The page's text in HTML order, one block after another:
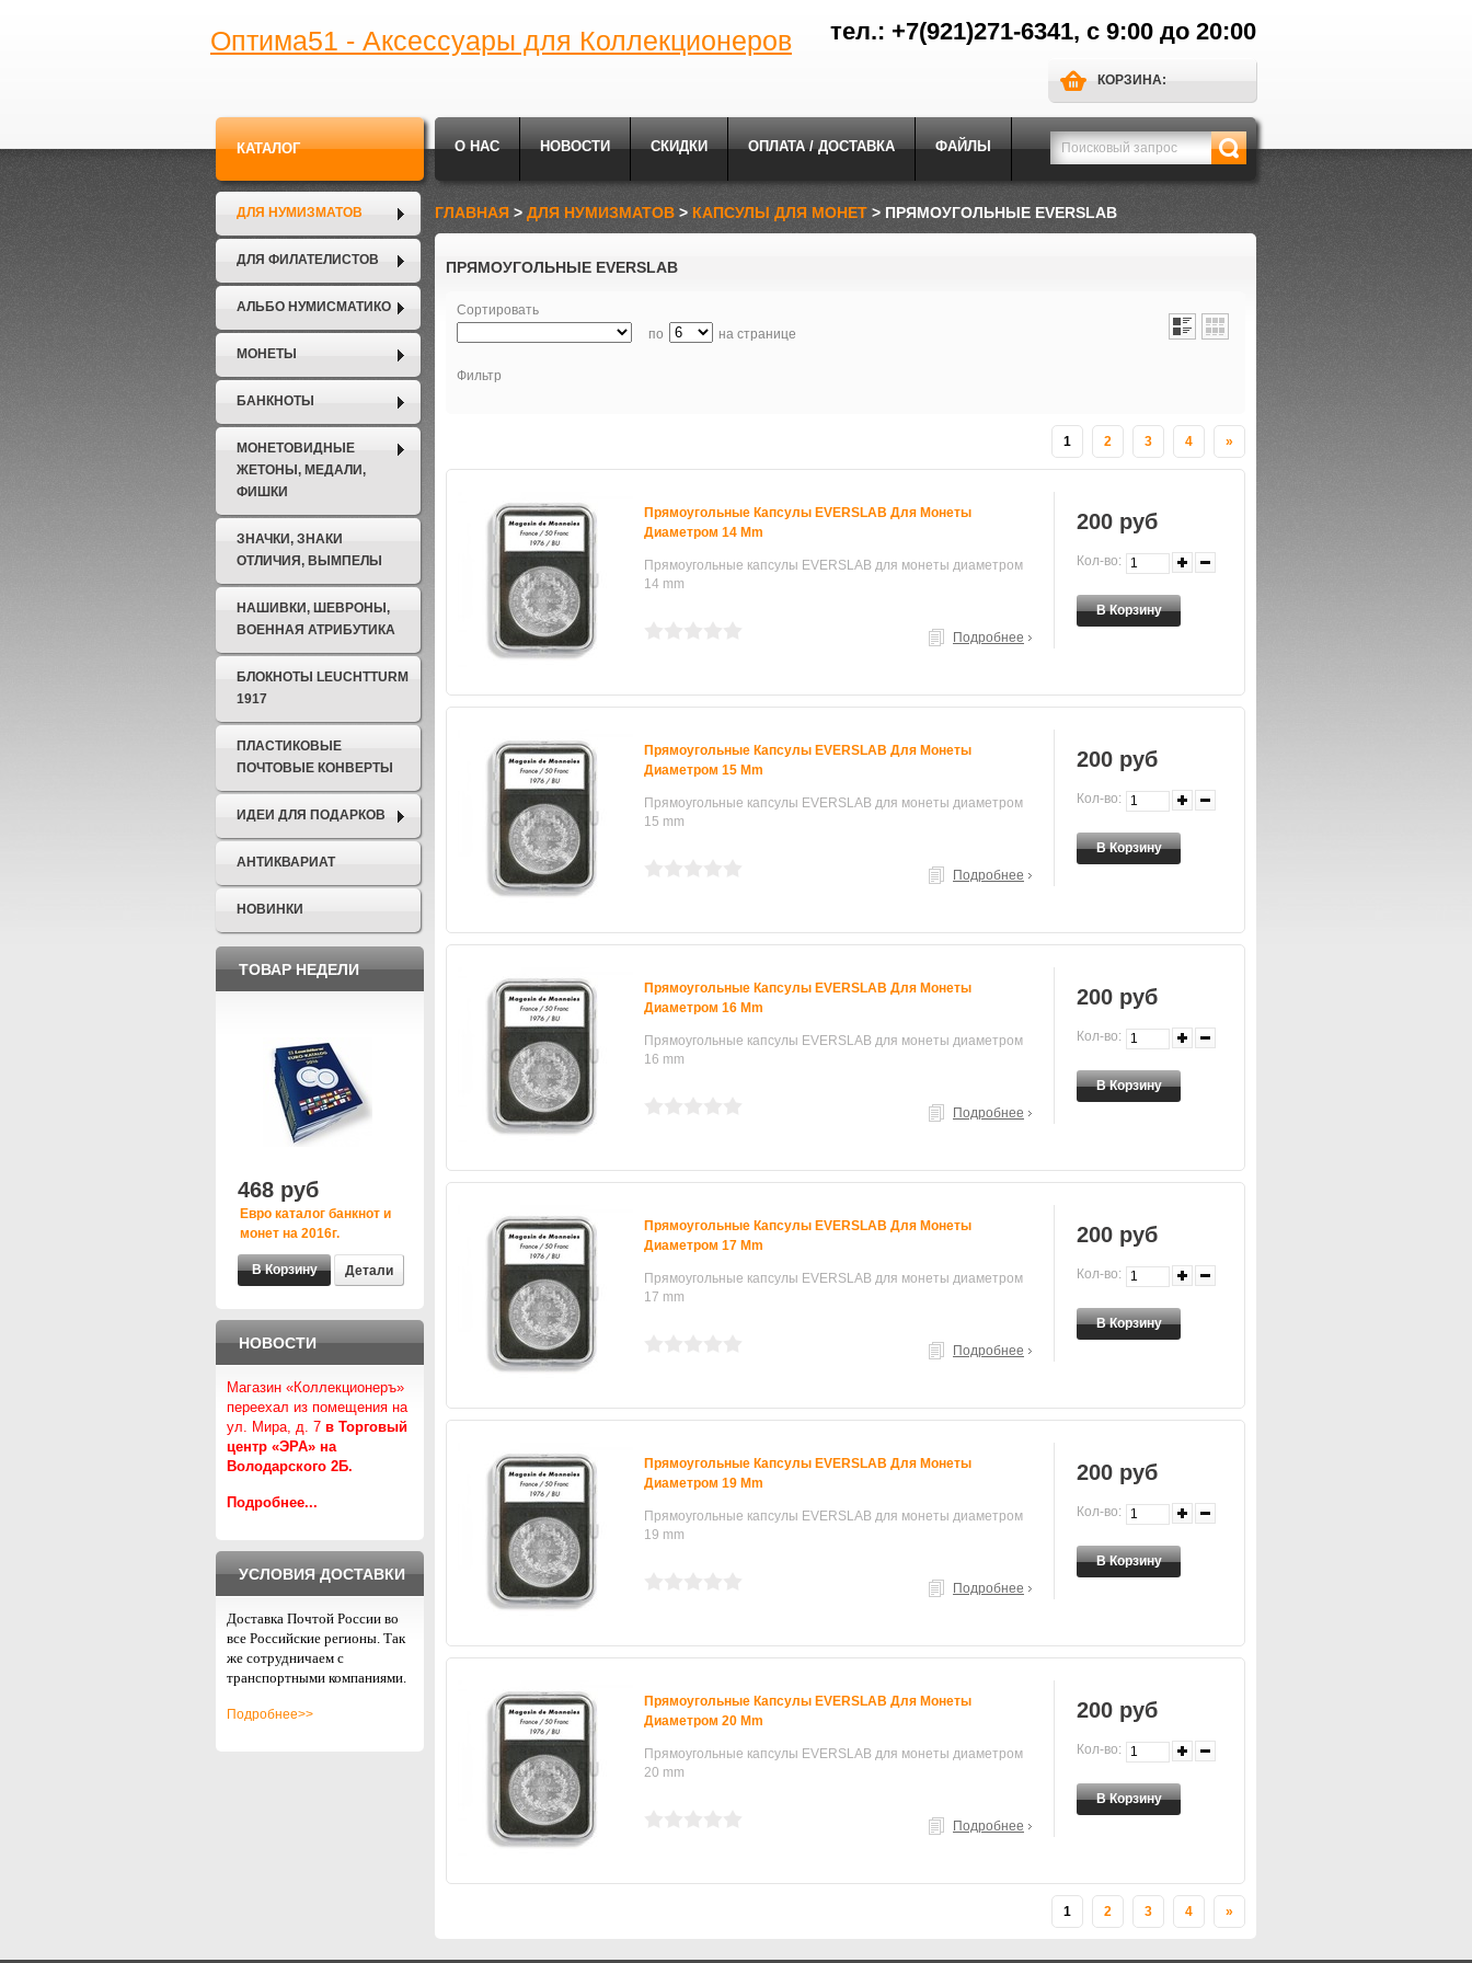
тел.: +7(921)271-6341, с 9:00 до 20:00
Оптима51 - Аксессуары для Коллекционеров
КОРЗИНА:
О НАС НОВОСТИ СКИДКИ ОПЛАТА / ДОСТАВКА ФАЙЛЫ
КАТАЛОГ
ДЛЯ НУМИЗМАТОВ
ДЛЯ ФИЛАТЕЛИСТОВ
АЛЬБО НУМИСМАТИКО
МОНЕТЫ
БАНКНОТЫ
МОНЕТОВИДНЫЕ
ЖЕТОНЫ, МЕДАЛИ,
ФИШКИ
ЗНАЧКИ, ЗНАКИ
ОТЛИЧИЯ, ВЫМПЕЛЫ
НАШИВКИ, ШЕВРОНЫ,
ВОЕННАЯ АТРИБУТИКА
БЛОКНОТЫ LEUCHTTURM
1917
ПЛАСТИКОВЫЕ
ПОЧТОВЫЕ КОНВЕРТЫ
ИДЕИ ДЛЯ ПОДАРКОВ
АНТИКВАРИАТ
НОВИНКИ
ТОВАР НЕДЕЛИ
468 руб
Евро каталог банкнот и
монет на 2016г.
Детали
НОВОСТИ
Магазин «Коллекционеръ»
переехал из помещения на
ул. Мира, д. 7 в Торговый
центр «ЭРА» на
Володарского 2Б.
Подробнее...
УСЛОВИЯ ДОСТАВКИ
Доставка Почтой России во
все Российские регионы. Так
же сотрудничаем с
транспортными компаниями.
Подробнее>>
ГЛАВНАЯ > ДЛЯ НУМИЗМАТОВ > КАПСУЛЫ ДЛЯ МОНЕТ > ПРЯМОУГОЛЬНЫЕ EVERSLAB
ПРЯМОУГОЛЬНЫЕ EVERSLAB
Сортировать
по
на странице
Фильтр
1 2 3 4 »
Прямоугольные Капсулы EVERSLAB Для Монеты
Диаметром 14 Mm
Прямоугольные капсулы EVERSLAB для монеты диаметром
14 mm
Подробнее
200 руб
Кол-во:
Прямоугольные Капсулы EVERSLAB Для Монеты
Диаметром 15 Mm
Прямоугольные капсулы EVERSLAB для монеты диаметром
15 mm
Подробнее
200 руб
Кол-во:
Прямоугольные Капсулы EVERSLAB Для Монеты
Диаметром 16 Mm
Прямоугольные капсулы EVERSLAB для монеты диаметром
16 mm
Подробнее
200 руб
Кол-во:
Прямоугольные Капсулы EVERSLAB Для Монеты
Диаметром 17 Mm
Прямоугольные капсулы EVERSLAB для монеты диаметром
17 mm
Подробнее
200 руб
Кол-во:
Прямоугольные Капсулы EVERSLAB Для Монеты
Диаметром 19 Mm
Прямоугольные капсулы EVERSLAB для монеты диаметром
19 mm
Подробнее
200 руб
Кол-во:
Прямоугольные Капсулы EVERSLAB Для Монеты
Диаметром 20 Mm
Прямоугольные капсулы EVERSLAB для монеты диаметром
20 mm
Подробнее
200 руб
Кол-во:
1 2 3 4 »